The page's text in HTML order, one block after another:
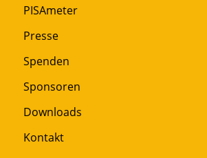
PISAmeter
Presse
Spenden
Sponsoren
Downloads
Kontakt